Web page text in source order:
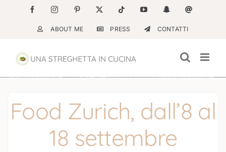
contenuto
FacebookInstagramPinterest Tiktok YouTubeSnapchatEmail
ABOUT ME PRESS CONTATTI
Food Zurich, dall’8 al
18 settembre